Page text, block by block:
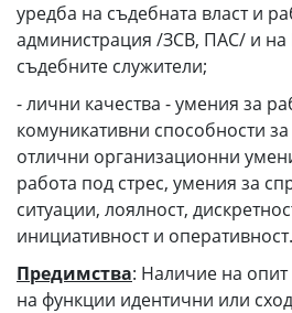
уредба на съдебната власт и
администрация /ЗСВ, ПАС/ и на
съдебните служители;
- лични качества - умения за
комуникативни способности
отлични организационни
работа под стрес, умения за
ситуации, лоялност,
инициативност и оперативност.
Предимства: Наличие на
на функции идентични или